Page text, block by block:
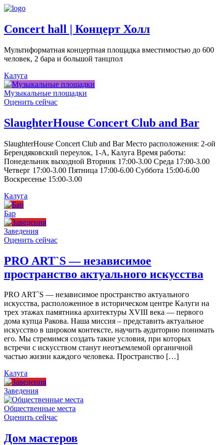
Concert hall | Концерт Холл
Мультиформатная концертная площадка вместимостью до 600
человек, 2 бара и большой танцпол
Калуга
Музыкальные площадки
Оценить сейчас
SlaughterHouse Concert Club and Bar
SlaughterHouse Concert Club and Bar Место расположения: 2-ой
Берендяковский переулок, 1-А, Калуга Время работы:
Понедельник выходной Вторник 17:00-3.00 Среда 17:00-3.00
Четверг 17:00-3.00 Пятница 17:00-6.00 Суббота 15:00-6.00
Воскресенье 15:00-3.00
Калуга
Бар
Заведения
Оценить сейчас
PRO ART`S — независимое
пространство актуального искусства
PRO ART`S — независимое пространство актуального
искусства, расположенное в историческом центре Калуги на
трех этажах памятника архитектуры XVIII века — первого
дома купца Ракова. Наша миссия – представить актуальное
искусство в широком контексте, научить аудиторию понимать
его. Мы стремимся создать такие условия, при которых
встречи с искусством станут неотъемлемой органичной
частью жизни каждого человека. Пространство […]
Калуга
Заведения
Общественные места
Оценить сейчас
Дом мастеров